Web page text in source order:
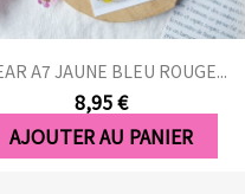
A7 JAUNE BLEU ROUGE...
8,95 €
AJOUTER AU PANIER
 Aperçu rapide